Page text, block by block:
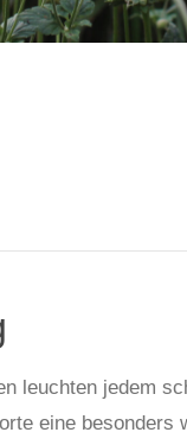
leuchten jedem
eine